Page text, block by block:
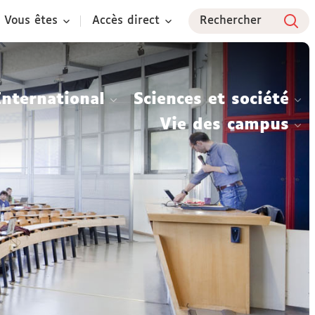
Vous êtes Accès direct Rechercher
Sciences et société
Vie des campus